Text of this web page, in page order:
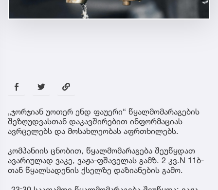
„ჯორჯიან უოთერ ენდ ფაუერი“ წყალმომარაგების
შეზღუდვასთან დაკავშირებით ინფორმაციას
ავრცელებს და მოსახლეობას აფრთხილებს.
კომპანიის ცნობით, წყალმომარაგება შეუწყდათ
ავარიულად ვაკე, ვაჟა-ფშაველას გამზ. 2 კვ.N 11ბ-
თან წყალსადენის ქსელზე დაზიანების გამო.